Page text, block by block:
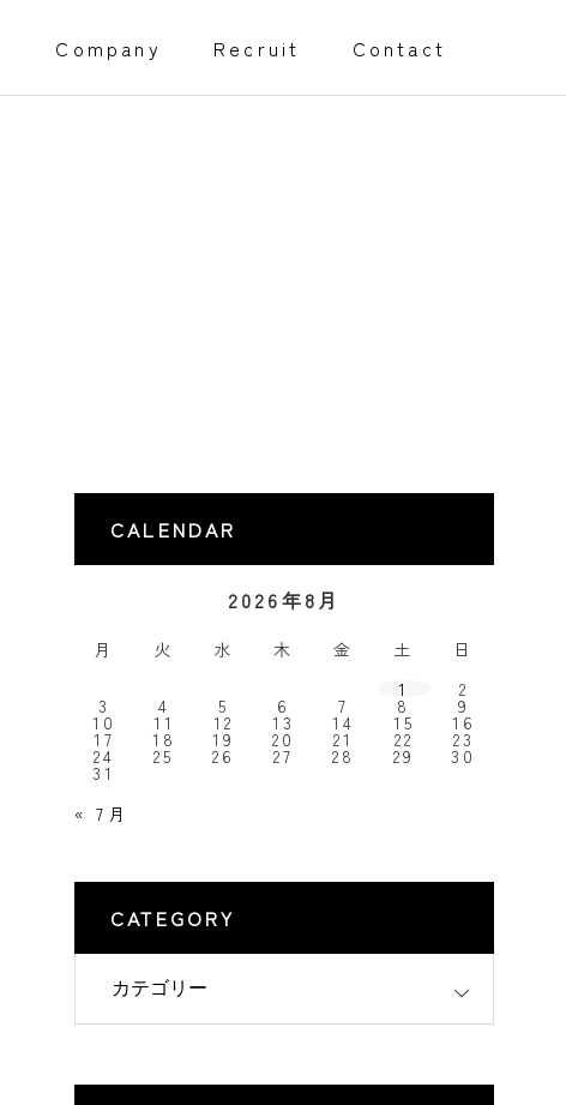
Company Recruit Contact
CALENDAR
2026年8月
月 火 水 木 金 土
日
1
2
3 4 5 6 7 8 9
10 11 12 13 14 15 16
17 18 19 20 21 22 23
24 25 26 27 28 29 30
31
« 7月
CATEGORY